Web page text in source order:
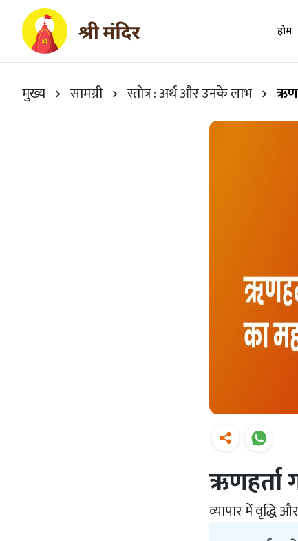
होम
मुख्य सामग्री स्तोत्र : अर्थ और उनके लाभ
ऋणहर्ता
व्यापार में वृद्धि